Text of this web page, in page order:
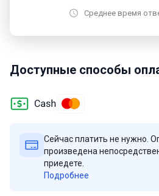
Среднее время
Доступные способы
Сейчас платить не нужно.
произведена
приедете.
Подробнее